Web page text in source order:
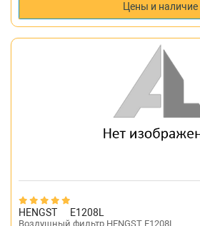
Цены и наличие
HENGST E1208L
Воздушный фильтр HENGST E1208L